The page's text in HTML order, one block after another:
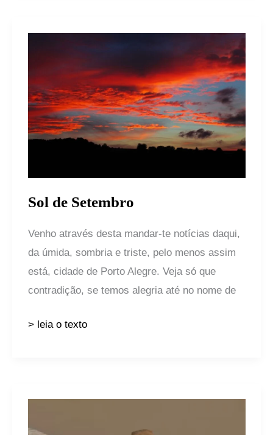
Sol de Setembro
Venho através desta mandar-te notícias daqui,
da úmida, sombria e triste, pelo menos assim
está, cidade de Porto Alegre. Veja só que
contradição, se temos alegria até no nome de
Setembro
> leia o texto
Caramelo